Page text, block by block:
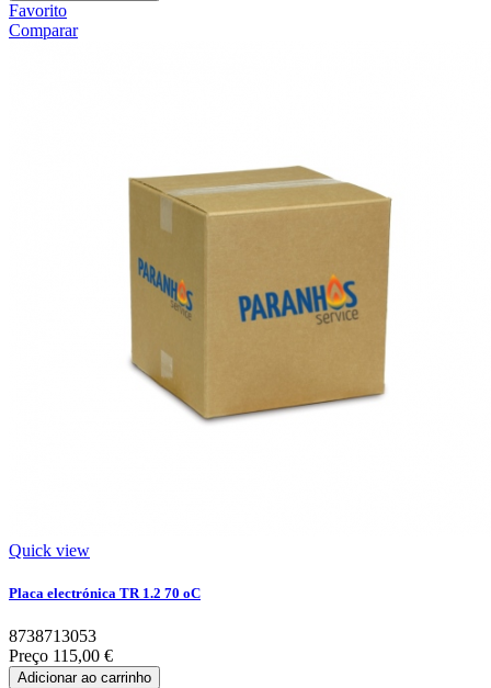
Favorito
Comparar
Quick view
Placa electrónica TR 1.2 70 oC
8738713053
Preço 115,00 €
Adicionar ao carrinho